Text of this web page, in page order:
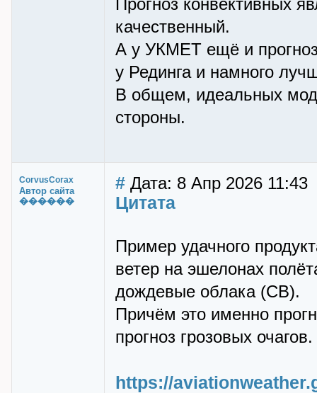
Прогноз конвективных
качественный.
А у УКМЕТ ещё и
у Рединга и намного
В общем, идеальных
стороны.
CorvusCorax
Автор сайта
������
# Дата: 8 Апр 2026 11:43
Цитата
Пример удачного
ветер на эшелонах
дождевые облака (СВ).
Причём это именно
прогноз грозовых очагов.
https://